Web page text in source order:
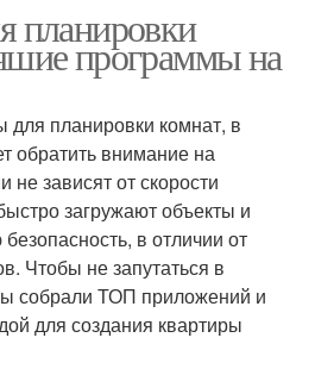
планировки
программы на
планировки комнат, в
обратить внимание на
зависят от скорости
загружают объекты и
в отличии от
Чтобы не запутаться в
собрали ТОП приложений и
для создания квартиры